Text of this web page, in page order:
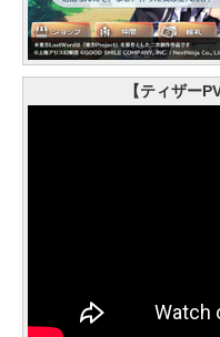
【ティザー